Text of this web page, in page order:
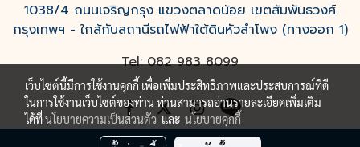
1038/4 ถนนเจริญกรุง แขวงตลาดน้อย เขตสัมพันธวงศ์
กรุงเทพฯ - ใกล้กับสถานีรถไฟฟ้าใต้ดินหัวลำโพง (ทางออก 1)
Tel: 082 983 8099
เว็บไซต์นี้มีการใช้งานคุกกี้ เพื่อเพิ่มประสิทธิภาพและประสบการณ์ที่ดี
ในการใช้งานเว็บไซต์ของท่าน ท่านสามารถอ่านรายละเอียดเพิ่มเติม
ได้ที่นโยบายความเป็นส่วนตัวและ นโยบายคุกกี้